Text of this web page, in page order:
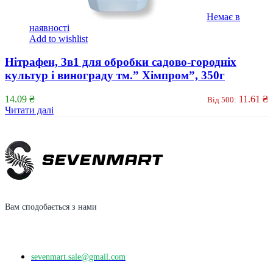
Немає в
наявності
Add to wishlist
Нітрафен, 3в1 для обробки садово-городніх
культур і винограду тм.” Хімпром”, 350г
14.09 ₴ Від 500: 11.61 ₴
Читати далі
Вам сподобається з нами
sevenmart.sale@gmail.com